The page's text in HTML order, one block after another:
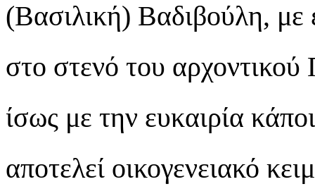
(Βασιλική) Βαδιβούλη,
στο στενό του
ίσως με την ευκαιρία
αποτελεί οικογενειακό